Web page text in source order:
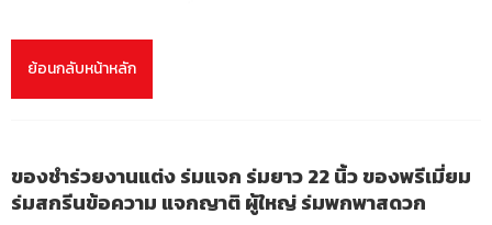
ย้อนกลับหน้าหลัก
ของชำร่วยงานแต่ง ร่มแจก ร่มยาว 22 นิ้ว ของพรีเมี่ยม
ร่มสกรีนข้อความ แจกญาติ ผู้ใหญ่ ร่มพกพาสดวก